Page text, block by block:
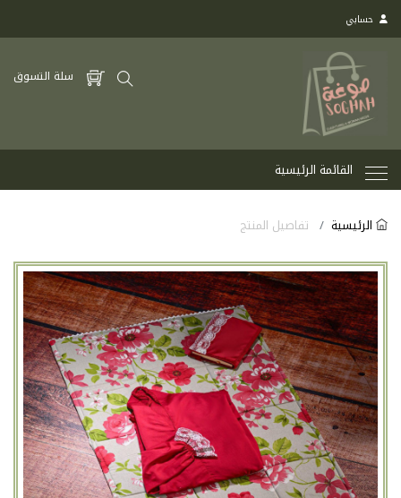
حسابي
سلة التسوق
القائمة الرئيسية
الرئيسية تفاصيل المنتج